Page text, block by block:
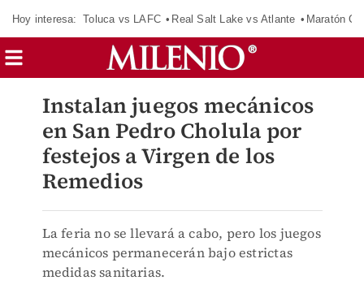
Hoy interesa: Toluca vs LAFC Real Salt Lake vs Atlante Maratón
Instalan juegos mecánicos
en San Pedro Cholula por
festejos a Virgen de los
Remedios
La feria no se llevará a cabo, pero los juegos
mecánicos permanecerán bajo estrictas
medidas sanitarias.